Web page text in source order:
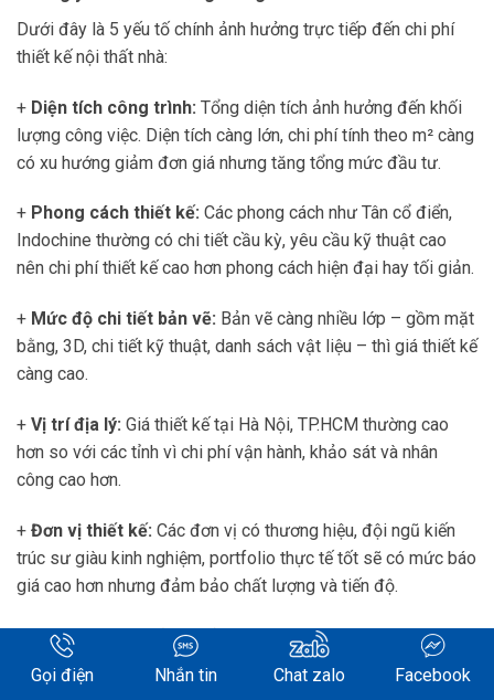
Dưới đây là 5 yếu tố chính ảnh hưởng trực tiếp đến chi phí
thiết kế nội thất nhà:
+ Diện tích công trình: Tổng diện tích ảnh hưởng đến khối
lượng công việc. Diện tích càng lớn, chi phí tính theo m² càng
có xu hướng giảm đơn giá nhưng tăng tổng mức đầu tư.
+ Phong cách thiết kế: Các phong cách như Tân cổ điển,
Indochine thường có chi tiết cầu kỳ, yêu cầu kỹ thuật cao
nên chi phí thiết kế cao hơn phong cách hiện đại hay tối giản.
+ Mức độ chi tiết bản vẽ: Bản vẽ càng nhiều lớp – gồm mặt
bằng, 3D, chi tiết kỹ thuật, danh sách vật liệu – thì giá thiết kế
càng cao.
+ Vị trí địa lý: Giá thiết kế tại Hà Nội, TP.HCM thường cao
hơn so với các tỉnh vì chi phí vận hành, khảo sát và nhân
công cao hơn.
+ Đơn vị thiết kế: Các đơn vị có thương hiệu, đội ngũ kiến
trúc sư giàu kinh nghiệm, portfolio thực tế tốt sẽ có mức báo
giá cao hơn nhưng đảm bảo chất lượng và tiến độ.
Báo giá thiết kế tổng thể
Gói thiết kế tổng thể được tính theo diện tích mặt sàn và bao
Gọi điện Nhắn tin Chat zalo Facebook